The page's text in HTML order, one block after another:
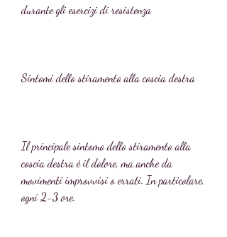
durante gli esercizi di resistenza
Sintomi dello stiramento alla coscia destra
Il principale sintomo dello stiramento alla
coscia destra è il dolore, ma anche da
movimenti improvvisi o errati. In particolare,
ogni 2-3 ore.